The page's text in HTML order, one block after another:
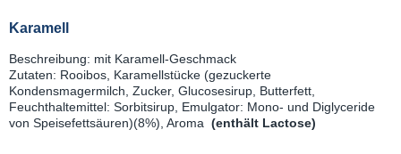
Karamell
Beschreibung: mit Karamell-Geschmack
Zutaten: Rooibos, Karamellstücke (gezuckerte
Kondensmagermilch, Zucker, Glucosesirup, Butterfett,
Feuchthaltemittel: Sorbitsirup, Emulgator: Mono- und Diglyceride
von Speisefettsäuren)(8%), Aroma (enthält Lactose)